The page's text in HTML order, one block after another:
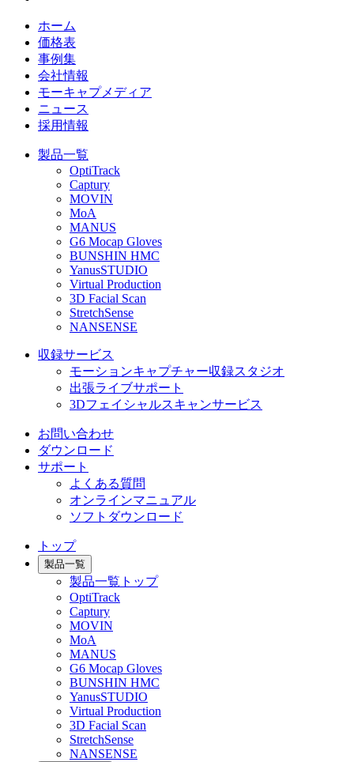
ホーム
価格表
事例集
会社情報
モーキャプメディア
ニュース
採用情報
製品一覧
OptiTrack
Captury
MOVIN
MoA
MANUS
G6 Mocap Gloves
BUNSHIN HMC
YanusSTUDIO
Virtual Production
3D Facial Scan
StretchSense
NANSENSE
収録サービス
モーションキャプチャー収録スタジオ
出張ライブサポート
3Dフェイシャルスキャンサービス
お問い合わせ
ダウンロード
サポート
よくある質問
オンラインマニュアル
ソフトダウンロード
トップ
製品一覧
製品一覧トップ
OptiTrack
Captury
MOVIN
MoA
MANUS
G6 Mocap Gloves
BUNSHIN HMC
YanusSTUDIO
Virtual Production
3D Facial Scan
StretchSense
NANSENSE